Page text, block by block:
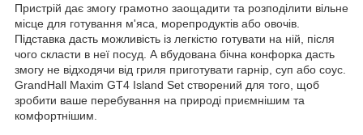
Пристрій дає змогу грамотно заощадити та розподілити вільне
місце для готування м'яса, морепродуктів або овочів.
Підставка дасть можливість із легкістю готувати на ній, після
чого скласти в неї посуд. А вбудована бічна конфорка дасть
змогу не відходячи від гриля приготувати гарнір, суп або соус.
GrandHall Maxim GT4 Island Set створений для того, щоб
зробити ваше перебування на природі приємнішим та
комфортнішим.